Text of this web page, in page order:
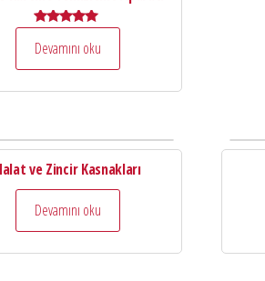
5.00
oy aldı
Devamını oku
ve Zincir Kasnakları
Devamını oku